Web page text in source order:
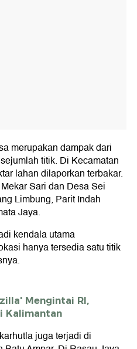
merupakan dampak dari
titik. Di Kecamatan
lahan dilaporkan terbakar.
Sari dan Desa Sei
Limbung, Parit Indah
Jaya.
kendala utama
hanya tersedia satu titik
Mengintai RI,
Kalimantan
juga terjadi di